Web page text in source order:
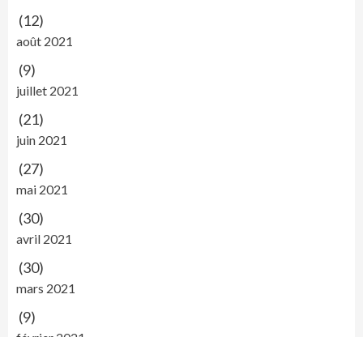
(12)
août 2021
(9)
juillet 2021
(21)
juin 2021
(27)
mai 2021
(30)
avril 2021
(30)
mars 2021
(9)